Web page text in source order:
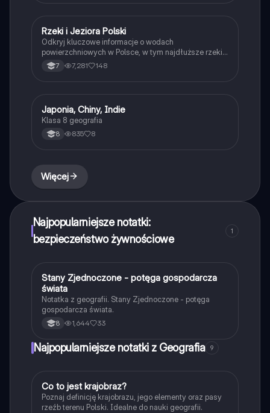
Geografia
Rzeki i Jeziora Polski
Odkryj kluczowe informacje o wodach
powierzchniowych w Polsce, w tym najdłuższe rzeki,
największe jeziora oraz ich znaczenie dla środowiska
i gospodarki. Dowiedz się, jak rzeki wspierają
7 7,281 148
Geografia
Japonia, Chiny, Indie
Klasa 8 geografia
8 835 8
Więcej
Najpopularniejsze notatki:
bezpieczeństwo żywnościowe
1
Geografia
Stany Zjednoczone - potęga gospodarcza
świata
Notatka z geografii. Stany Zjednoczone - potęga
gospodarcza świata.
8 1,644 33
Najpopularniejsze notatki z Geografia 9
CGeografia
Co to jest krajobraz?
Poznaj definicję krajobrazu, jego elementy oraz pasy
rzeźb terenu Polski. Idealne do nauki geografii.